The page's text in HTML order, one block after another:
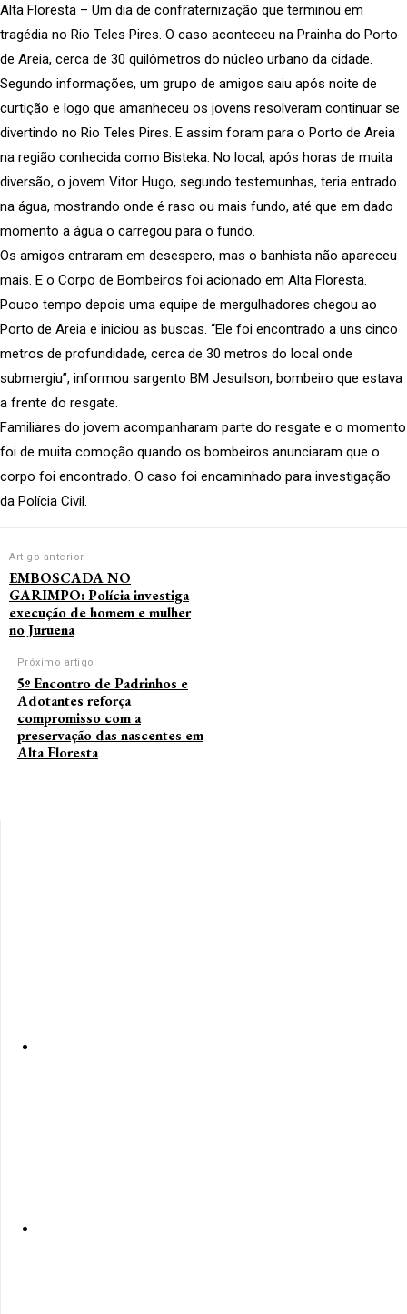
Alta Floresta – Um dia de confraternização que terminou em
tragédia no Rio Teles Pires. O caso aconteceu na Prainha do Porto
de Areia, cerca de 30 quilômetros do núcleo urbano da cidade.
Segundo informações, um grupo de amigos saiu após noite de
curtição e logo que amanheceu os jovens resolveram continuar se
divertindo no Rio Teles Pires. E assim foram para o Porto de Areia
na região conhecida como Bisteka. No local, após horas de muita
diversão, o jovem Vitor Hugo, segundo testemunhas, teria entrado
na água, mostrando onde é raso ou mais fundo, até que em dado
momento a água o carregou para o fundo.
Os amigos entraram em desespero, mas o banhista não apareceu
mais. E o Corpo de Bombeiros foi acionado em Alta Floresta.
Pouco tempo depois uma equipe de mergulhadores chegou ao
Porto de Areia e iniciou as buscas. “Ele foi encontrado a uns cinco
metros de profundidade, cerca de 30 metros do local onde
submergiu”, informou sargento BM Jesuilson, bombeiro que estava
a frente do resgate.
Familiares do jovem acompanharam parte do resgate e o momento
foi de muita comoção quando os bombeiros anunciaram que o
corpo foi encontrado. O caso foi encaminhado para investigação
da Polícia Civil.
Artigo anterior
EMBOSCADA NO
GARIMPO: Polícia investiga
execução de homem e mulher
no Juruena
Próximo artigo
5º Encontro de Padrinhos e
Adotantes reforça
compromisso com a
preservação das nascentes em
Alta Floresta